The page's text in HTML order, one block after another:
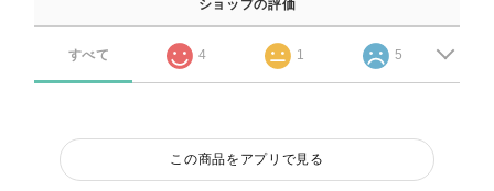
ショップの評価
すべて 4 1 5
この商品をアプリで見る